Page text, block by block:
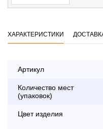
ХАРАКТЕРИСТИКИ
Артикул
Количество мест
(упаковок)
Цвет изделия
По Москве в пределах
заказа банковской картой